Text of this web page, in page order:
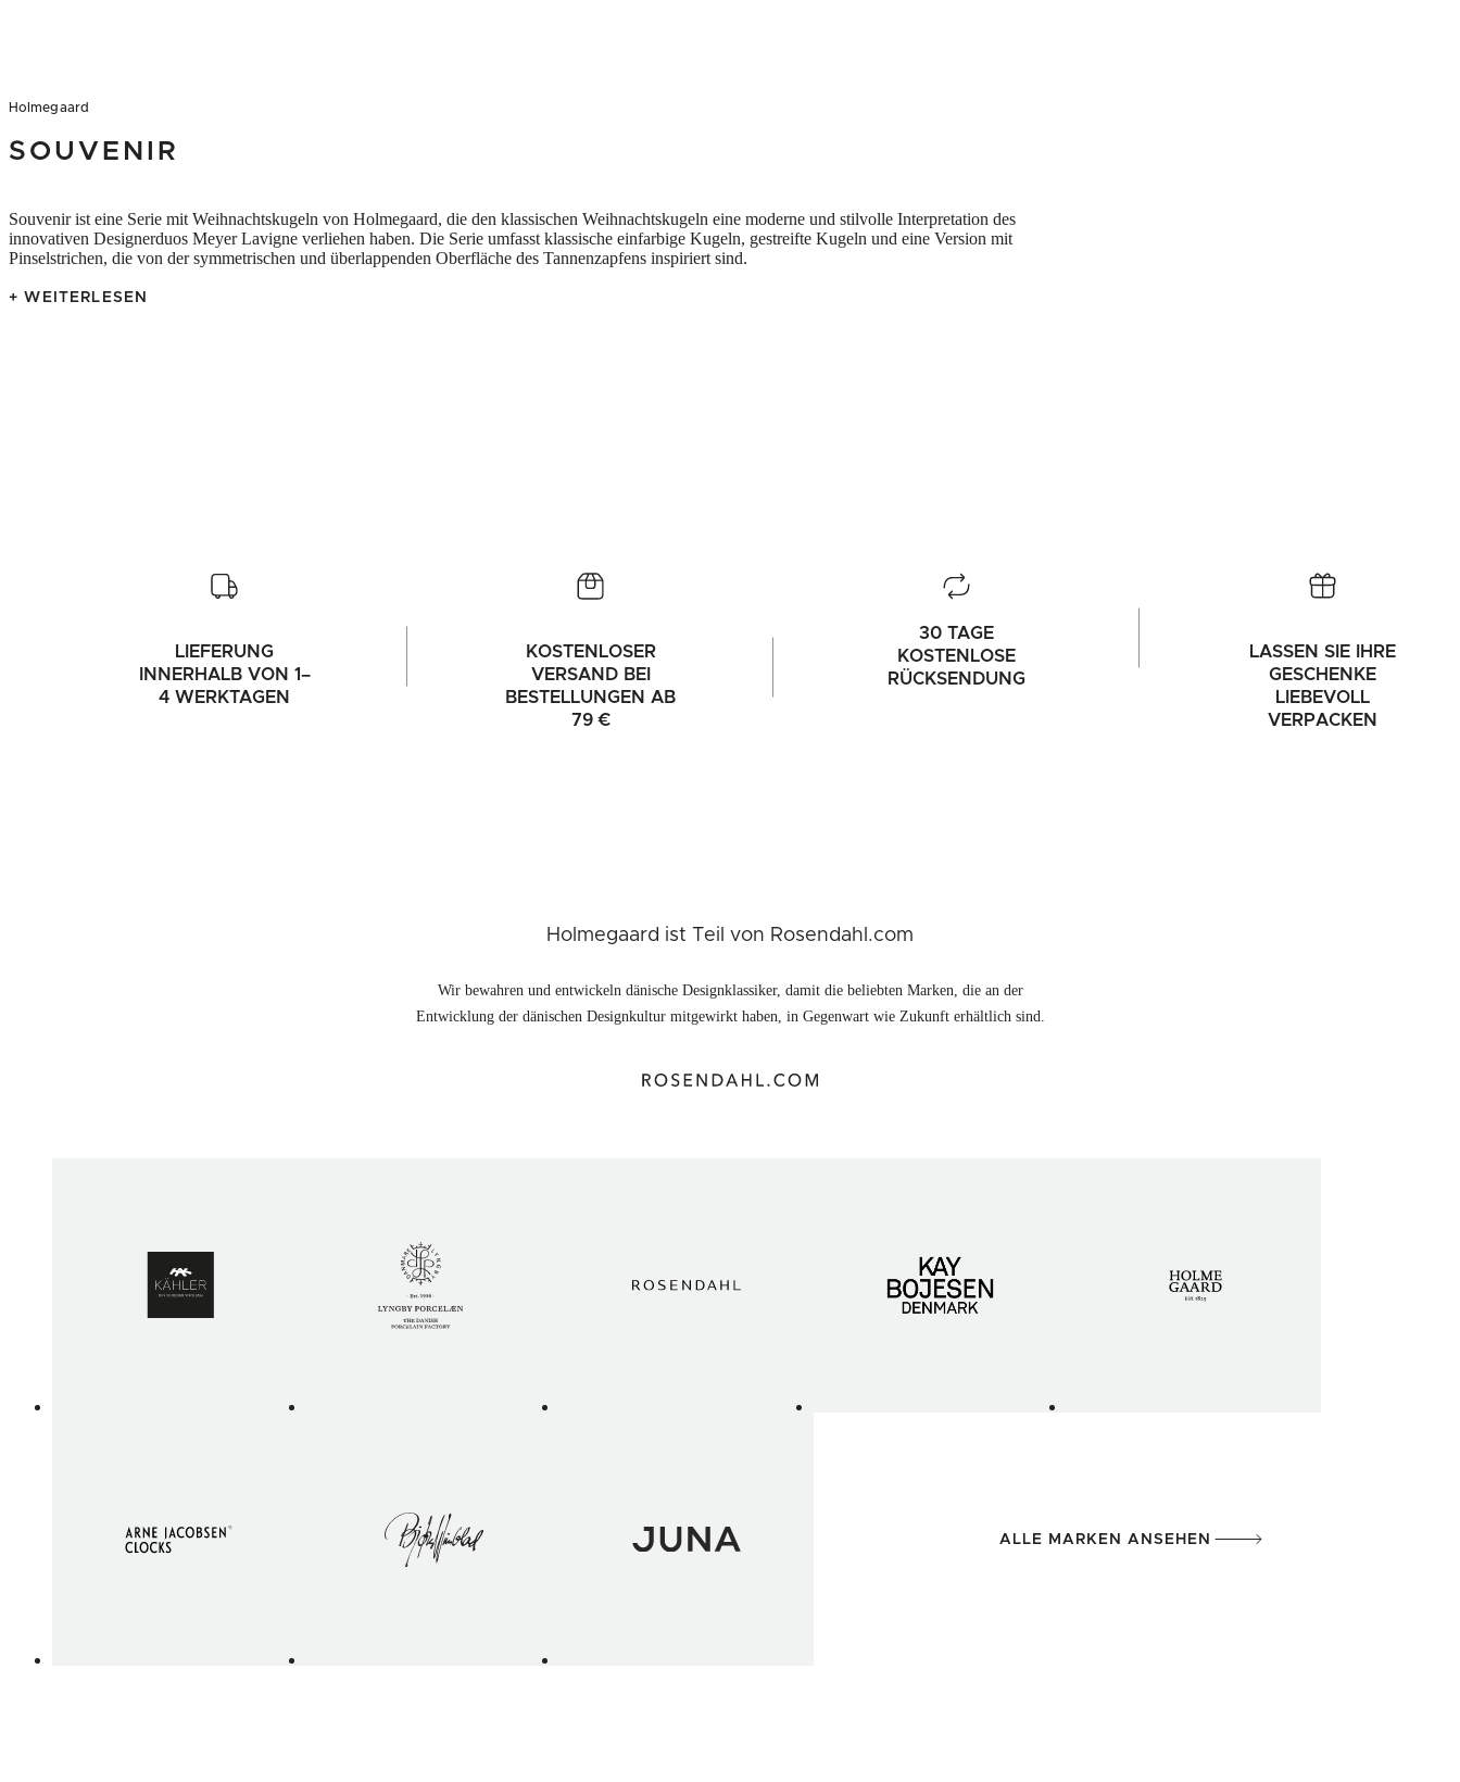
Holmegaard
SOUVENIR
Souvenir ist eine Serie mit Weihnachtskugeln von Holmegaard, die den klassischen Weihnachtskugeln eine moderne und stilvolle Interpretation des
innovativen Designerduos Meyer Lavigne verliehen haben. Die Serie umfasst klassische einfarbige Kugeln, gestreifte Kugeln und eine Version mit
Pinselstrichen, die von der symmetrischen und überlappenden Oberfläche des Tannenzapfens inspiriert sind.
+ WEITERLESEN
LIEFERUNG
INNERHALB VON 1–
4 WERKTAGEN
KOSTENLOSER
VERSAND BEI
BESTELLUNGEN AB
79 €
30 TAGE
KOSTENLOSE
RÜCKSENDUNG
LASSEN SIE IHRE
GESCHENKE
LIEBEVOLL
VERPACKEN
Holmegaard ist Teil von Rosendahl.com
Wir bewahren und entwickeln dänische Designklassiker, damit die beliebten Marken, die an der
Entwicklung der dänischen Designkultur mitgewirkt haben, in Gegenwart wie Zukunft erhältlich sind.
ALLE MARKEN ANSEHEN